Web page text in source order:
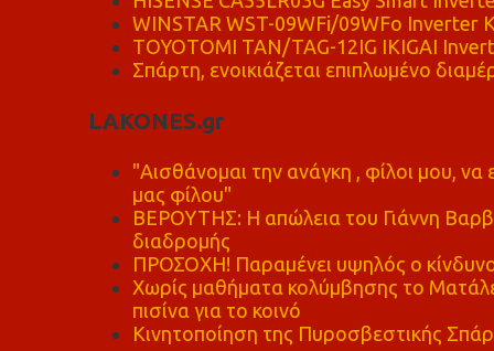
WINSTAR WST-09WFi/09WFo Inverter
TOYOTOMI TAN/TAG-12IG IKIGAI
Σπάρτη, ενοικιάζεται επιπλωμένο
LAKONES.gr
"Αισθάνομαι την ανάγκη , φίλοι μου,
μας φίλου"
ΒΕΡΟΥΤΗΣ: Η απώλεια του Γιάννη
διαδρομής
ΠΡΟΣΟΧΗ! Παραμένει υψηλός ο
Χωρίς μαθήματα κολύμβησης το
πισίνα για το κοινό
Κινητοποίηση της Πυροσβεστικής